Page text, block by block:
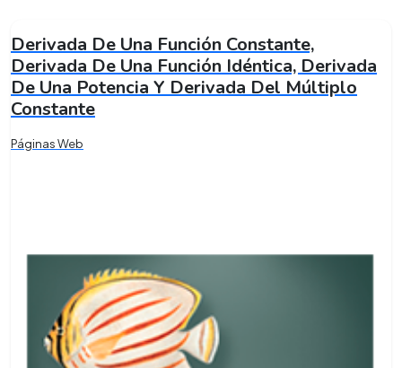
Derivada De Una Función Constante,
Derivada De Una Función Idéntica, Derivada
De Una Potencia Y Derivada Del Múltiplo
Constante
Páginas Web